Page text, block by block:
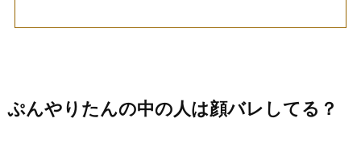
ぷんやりたんの中の人は顔バレしてる？